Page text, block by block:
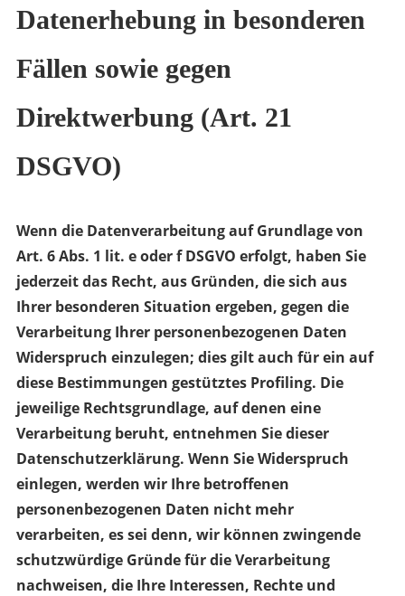
Datenerhebung in besonderen
Fällen sowie gegen
Direktwerbung (Art. 21
DSGVO)
Wenn die Datenverarbeitung auf Grundlage von
Art. 6 Abs. 1 lit. e oder f DSGVO erfolgt, haben Sie
jederzeit das Recht, aus Gründen, die sich aus
Ihrer besonderen Situation ergeben, gegen die
Verarbeitung Ihrer personenbezogenen Daten
Widerspruch einzulegen; dies gilt auch für ein auf
diese Bestimmungen gestütztes Profiling. Die
jeweilige Rechtsgrundlage, auf denen eine
Verarbeitung beruht, entnehmen Sie dieser
Datenschutzerklärung. Wenn Sie Widerspruch
einlegen, werden wir Ihre betroffenen
personenbezogenen Daten nicht mehr
verarbeiten, es sei denn, wir können zwingende
schutzwürdige Gründe für die Verarbeitung
nachweisen, die Ihre Interessen, Rechte und